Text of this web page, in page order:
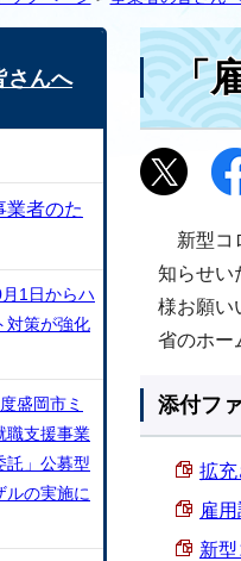
「
新型コ
知らせい
様お願い
省のホー
添付フ
拡充
雇
新
さんへ
業者のた
1日からハ
対策が強化
盛岡市ミ
職支援事業
託」公募型
ルの実施に